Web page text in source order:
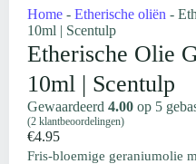
Home - Etherische oliën -
10ml | Scentulp
Etherische Olie
10ml | Scentulp
Gewaardeerd 4.00 op 5
(2 klantbeoordelingen)
€4.95
Fris-bloemige geraniumolie